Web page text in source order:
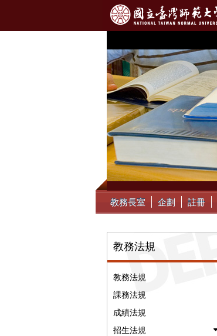
::: 教務長室 企劃 註冊
教務法規
教務法規
課務法規
成績法規
招生法規